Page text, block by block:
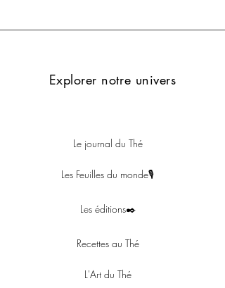
Explorer notre univers
Le journal du Thé
Les Feuilles du monde🎙
Les éditions✒️
Recettes au Thé
L'Art du Thé